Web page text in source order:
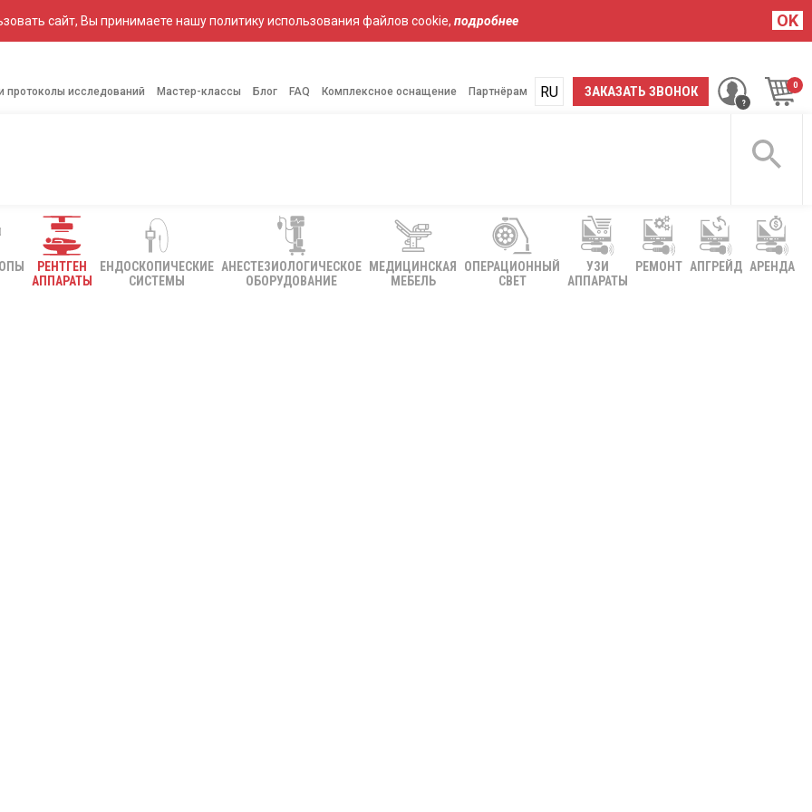
сайт, Вы принимаете нашу политику использования файлов cookie, подробнее OK
протоколы исследований Мастер-классы Блог FAQ Комплексное оснащение Партнёрам ЗАКАЗАТЬ ЗВОНОК
RU
UA
РЕНТГЕН
АППАРАТЫ
ЕНДОСКОПИЧЕСКИЕ
СИСТЕМЫ
АНЕСТЕЗИОЛОГИЧЕСКОЕ
ОБОРУДОВАНИЕ
МЕДИЦИНСКАЯ
МЕБЕЛЬ
ОПЕРАЦИОННЫЙ
СВЕТ
УЗИ
АППАРАТЫ
РЕМОНТ АПГРЕЙД АРЕНДА